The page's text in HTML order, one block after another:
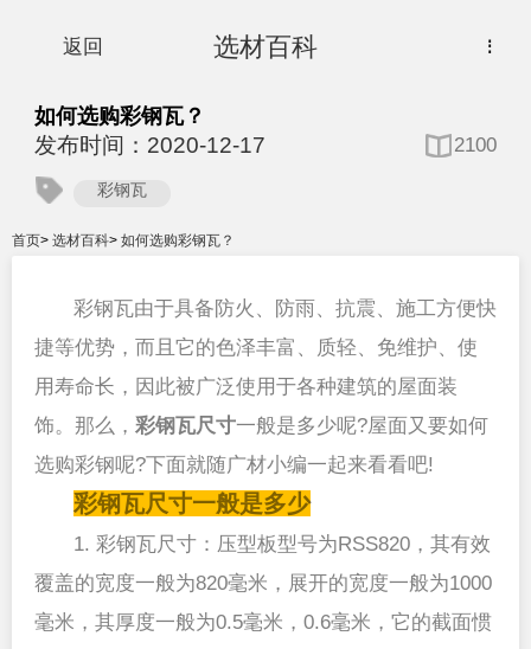
返回 ⋮
选材百科
如何选购彩钢瓦？
发布时间：2020-12-17 2100
彩钢瓦
首页> 选材百科> 如何选购彩钢瓦？
彩钢瓦由于具备防火、防雨、抗震、施工方便快
捷等优势，而且它的色泽丰富、质轻、免维护、使
用寿命长，因此被广泛使用于各种建筑的屋面装
饰。那么， 彩钢瓦尺寸一般是多少呢?屋面又要如何
选购彩钢呢?下面就随广材小编一起来看看吧!
彩钢瓦尺寸一般是多少
1. 彩钢瓦尺寸：压型板型号为RSS820，其有效
覆盖的宽度一般为820毫米，展开的宽度一般为1000
毫米，其厚度一般为0.5毫米，0.6毫米，它的截面惯